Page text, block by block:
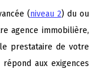
(niveau 2) du ou
agence immobilière,
prestataire de votre
aux exigences